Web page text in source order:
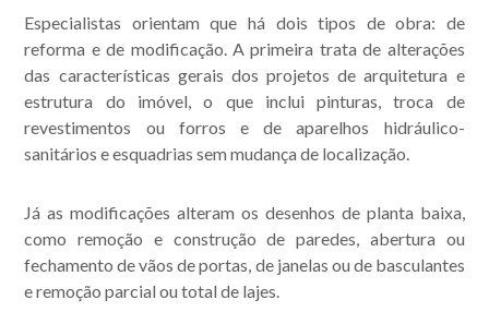
Especialistas orientam que há dois tipos de obra: de
reforma e de modificação. A primeira trata de alterações
das características gerais dos projetos de arquitetura e
estrutura do imóvel, o que inclui pinturas, troca de
revestimentos ou forros e de aparelhos hidráulico-
sanitários e esquadrias sem mudança de localização.
Já as modificações alteram os desenhos de planta baixa,
como remoção e construção de paredes, abertura ou
fechamento de vãos de portas, de janelas ou de basculantes
e remoção parcial ou total de lajes.